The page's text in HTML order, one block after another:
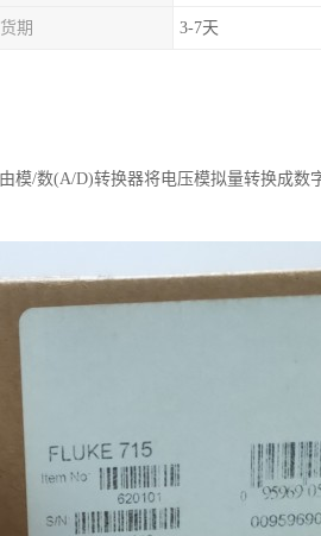
货期 3-7天
模/数(A/D)转换器将电压模拟量转换成数